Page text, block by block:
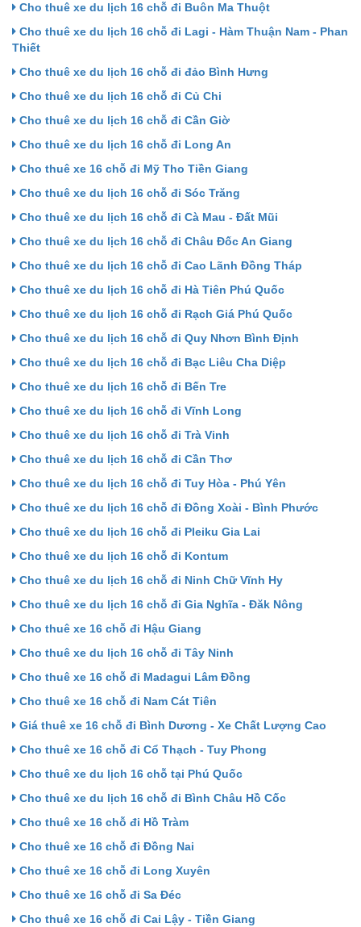
Cho thuê xe du lịch 16 chỗ đi Buôn Ma Thuột
Cho thuê xe du lịch 16 chỗ đi Lagi - Hàm Thuận Nam - Phan
Thiết
Cho thuê xe du lịch 16 chỗ đi đảo Bình Hưng
Cho thuê xe du lịch 16 chỗ đi Củ Chi
Cho thuê xe du lịch 16 chỗ đi Cần Giờ
Cho thuê xe du lịch 16 chỗ đi Long An
Cho thuê xe 16 chỗ đi Mỹ Tho Tiền Giang
Cho thuê xe du lịch 16 chỗ đi Sóc Trăng
Cho thuê xe du lịch 16 chỗ đi Cà Mau - Đất Mũi
Cho thuê xe du lịch 16 chỗ đi Châu Đốc An Giang
Cho thuê xe du lịch 16 chỗ đi Cao Lãnh Đồng Tháp
Cho thuê xe du lịch 16 chỗ đi Hà Tiên Phú Quốc
Cho thuê xe du lịch 16 chỗ đi Rạch Giá Phú Quốc
Cho thuê xe du lịch 16 chỗ đi Quy Nhơn Bình Định
Cho thuê xe du lịch 16 chỗ đi Bạc Liêu Cha Diệp
Cho thuê xe du lịch 16 chỗ đi Bến Tre
Cho thuê xe du lịch 16 chỗ đi Vĩnh Long
Cho thuê xe du lịch 16 chỗ đi Trà Vinh
Cho thuê xe du lịch 16 chỗ đi Cần Thơ
Cho thuê xe du lịch 16 chỗ đi Tuy Hòa - Phú Yên
Cho thuê xe du lịch 16 chỗ đi Đồng Xoài - Bình Phước
Cho thuê xe du lịch 16 chỗ đi Pleiku Gia Lai
Cho thuê xe du lịch 16 chỗ đi Kontum
Cho thuê xe du lịch 16 chỗ đi Ninh Chữ Vĩnh Hy
Cho thuê xe du lịch 16 chỗ đi Gia Nghĩa - Đăk Nông
Cho thuê xe 16 chỗ đi Hậu Giang
Cho thuê xe du lịch 16 chỗ đi Tây Ninh
Cho thuê xe 16 chỗ đi Madagui Lâm Đồng
Cho thuê xe 16 chỗ đi Nam Cát Tiên
Giá thuê xe 16 chỗ đi Bình Dương - Xe Chất Lượng Cao
Cho thuê xe 16 chỗ đi Cổ Thạch - Tuy Phong
Cho thuê xe du lịch 16 chỗ tại Phú Quốc
Cho thuê xe du lịch 16 chỗ đi Bình Châu Hồ Cốc
Cho thuê xe 16 chỗ đi Hồ Tràm
Cho thuê xe 16 chỗ đi Đồng Nai
Cho thuê xe 16 chỗ đi Long Xuyên
Cho thuê xe 16 chỗ đi Sa Đéc
Cho thuê xe 16 chỗ đi Cai Lậy - Tiền Giang